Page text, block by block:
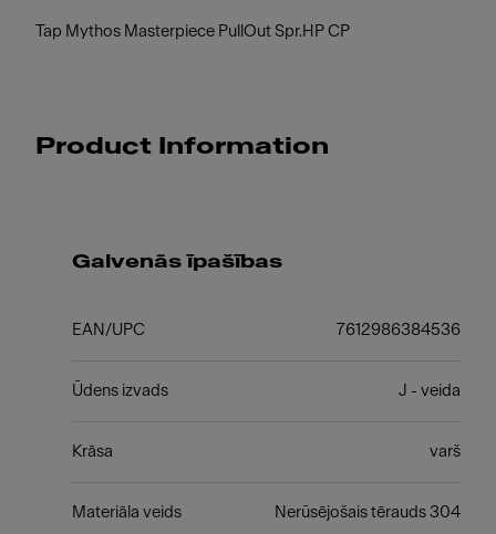
Tap Mythos Masterpiece PullOut Spr.HP CP
Product Information
Galvenās īpašības
EAN/UPC 7612986384536
Ūdens izvads J - veida
Krāsa varš
Materiāla veids Nerūsējošais tērauds 304